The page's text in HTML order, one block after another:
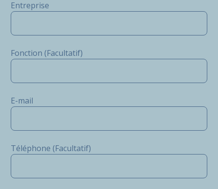
Entreprise
Fonction (Facultatif)
E-mail
Téléphone (Facultatif)